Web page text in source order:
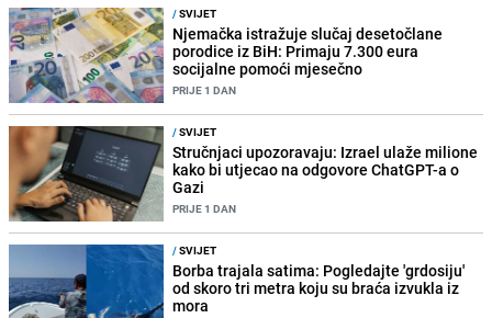
/SVIJET
Njemačka istražuje slučaj desetočlane
porodice iz BiH: Primaju 7.300 eura
socijalne pomoći mjesečno
PRIJE 1 DAN
/SVIJET
Stručnjaci upozoravaju: Izrael ulaže milione
kako bi utjecao na odgovore ChatGPT-a o
Gazi
PRIJE 1 DAN
/SVIJET
Borba trajala satima: Pogledajte 'grdosiju'
od skoro tri metra koju su braća izvukla iz
mora